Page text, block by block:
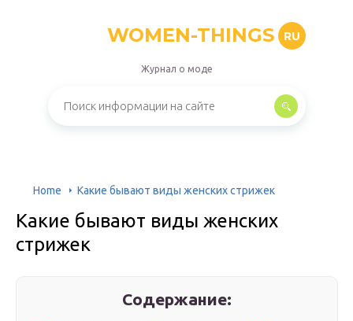
WOMEN-THINGS RU
Журнал о моде
Home Какие бывают виды женских стрижек
Какие бывают виды женских
стрижек
Содержание: